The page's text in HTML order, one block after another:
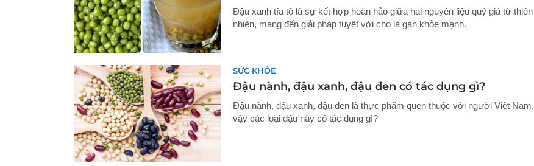
Đậu xanh tía tô là sự kết hợp hoàn hảo giữa hai nguyên liệu quý giá từ thiên
nhiên, mang đến giải pháp tuyệt vời cho lá gan khỏe mạnh.
SỨC KHỎE
Đậu nành, đậu xanh, đậu đen có tác dụng gì?
Đậu nành, đậu xanh, đậu đen là thực phẩm quen thuộc với người Việt Nam,
vậy các loại đậu này có tác dụng gì?